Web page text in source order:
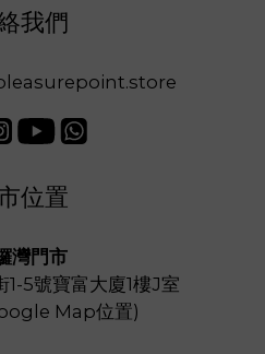
我們
位置
灣門市
1-5號寶富大廈1樓J室
Map位置)